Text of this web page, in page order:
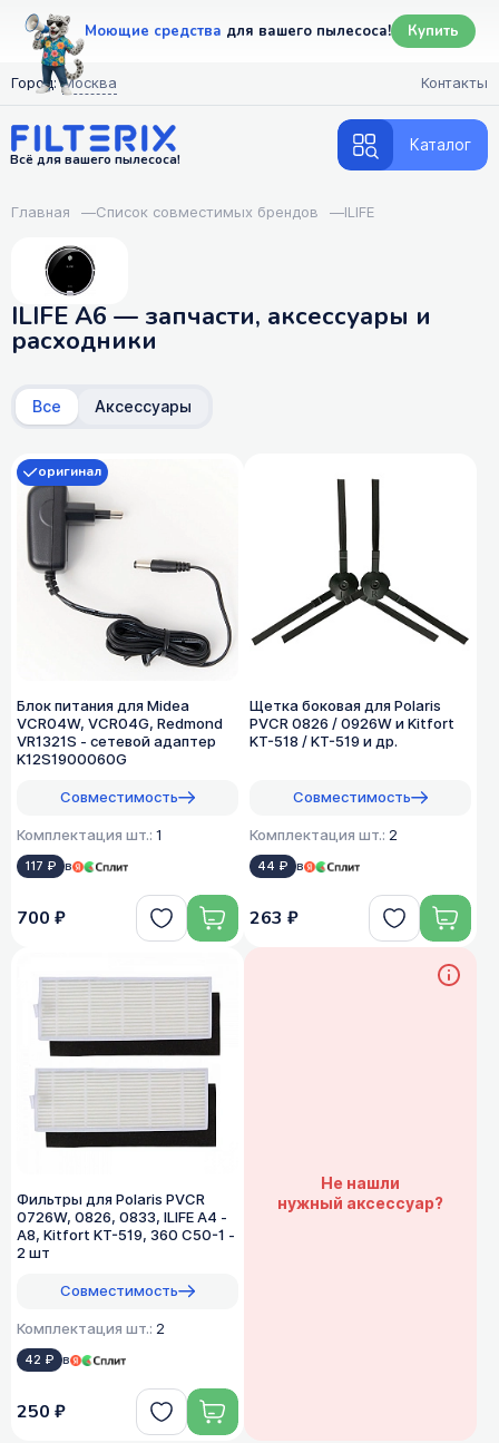
Моющие средства для вашего пылесоса! Купить
Город: Москва Контакты
Всё для вашего пылесоса!
Каталог
Главная —Список совместимых брендов —ILIFE
ILIFE A6 — запчасти, аксессуары и
расходники
Все Аксессуары
Блок питания для Midea
VCR04W, VCR04G, Redmond
VR1321S - сетевой адаптер
K12S1900060G
Совместимость
Комплектация шт.: 1
117 ₽ в
оригинал
700 ₽
Щетка боковая для Polaris
PVCR 0826 / 0926W и Kitfort
KT-518 / KT-519 и др.
Совместимость
Комплектация шт.: 2
44 ₽ в
263 ₽
Фильтры для Polaris PVCR
0726W, 0826, 0833, ILIFE A4 -
A8, Kitfort KT-519, 360 C50-1 -
2 шт
Совместимость
Комплектация шт.: 2
42 ₽ в
250 ₽
Не нашли
нужный аксессуар?